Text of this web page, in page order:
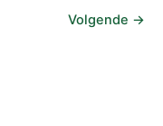
Volgende →